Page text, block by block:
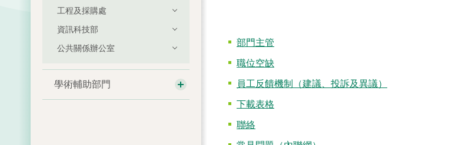
工程及採購處
資訊科技部
公共關係辦公室
學術輔助部門
部門主管
職位空缺
員工反饋機制（建議、投訴及異議）
下載表格
聯絡